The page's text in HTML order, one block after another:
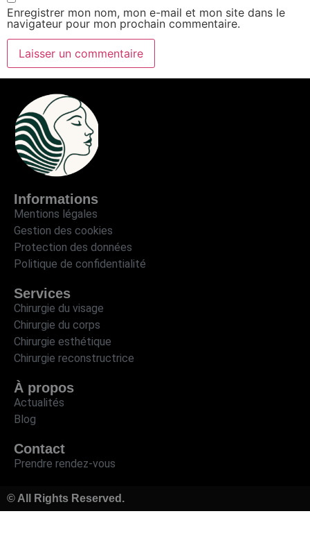
Enregistrer mon nom, mon e-mail et mon site dans le
navigateur pour mon prochain commentaire.
Informations
Mentions légales
Gestion des cookies
Protection des données
Politique de confidentialité
Services
Chirurgie du visage
Chirurgie du corps
Chirurgie esthétique
Chirurgie reconstructrice
À propos
Actualités
Blog
Contact
Prendre rendez-vous
© All Rights Reserved.